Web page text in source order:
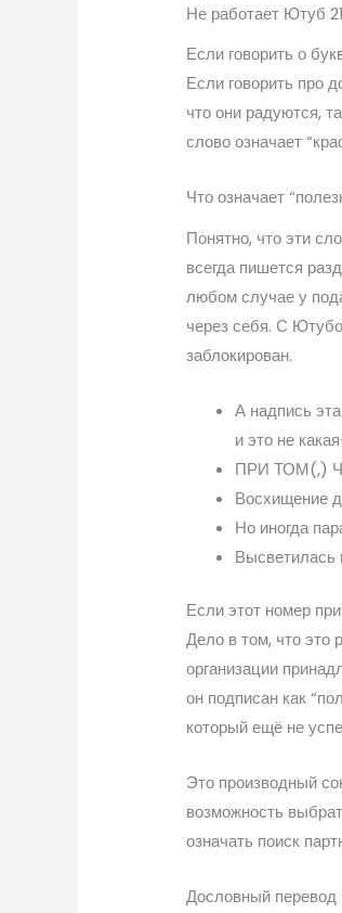
Не работает Ютуб
Если говорить о
Если говорить про
что они радуются,
слово означает
Что означает
Понятно, что эти
всегда пишется
любом случае у
через себя. С
заблокирован.
А надпись
и это не
ПРИ ТОМ(,)
Восхищение
Но иногда
Высветилась
Если этот номер
Дело в том, что это
организации
он подписан как
который ещё не
Это производный
возможность
означать поиск
Дословный